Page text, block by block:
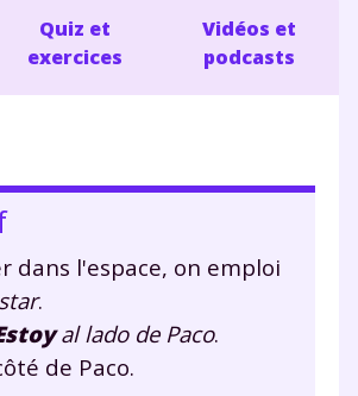
Quiz et
exercices
Vidéos et
podcasts
dans l'espace, on emploi
.
al lado de Paco.
de Paco.